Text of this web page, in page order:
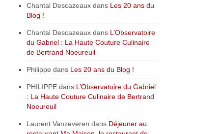
Chantal Descazeaux dans Les 20 ans du
Blog !
Chantal Descazeaux dans L’Observatoire
du Gabriel : La Haute Couture Culinaire
de Bertrand Noeureuil
Philippe dans Les 20 ans du Blog !
PHILIPPE dans L’Observatoire du Gabriel
: La Haute Couture Culinaire de Bertrand
Noeureuil
Laurent Vanzeveren dans Déjeuner au